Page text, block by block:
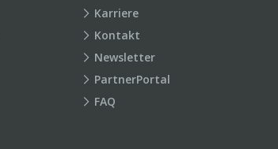
Karriere
Kontakt
Newsletter
PartnerPortal
FAQ